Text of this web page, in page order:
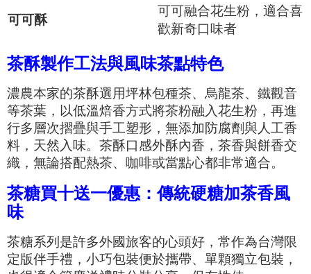
可可酥
可可融合花生粉，適合喜
歡新奇口味者
茶酥製作工法與風味茶點特色
濃農本家的茶酥選用坪林包種茶、烏龍茶、鐵觀音
等茶葉，以低溫焙香方式將茶粉融入花生粉，再進
行多層次摺疊與手工塑形，無添加防腐劑與人工香
料，天然入味。茶酥口感外酥內香，茶香與餅香交
織，無論搭配熱茶、咖啡或當點心都非常適合。
茶糖買十送一優惠：傳統硬糖加茶香風
味
茶糖系列是許多外國旅客的心頭好，常作為台灣限
定版伴手禮，小巧包裝便於攜帶、單顆獨立包裝，